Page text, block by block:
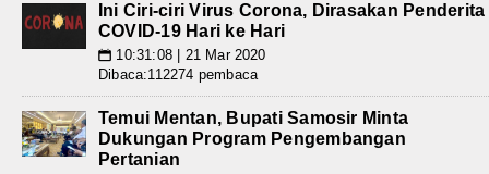
Ini Ciri-ciri Virus Corona, Dirasakan Penderita
COVID-19 Hari ke Hari
📅 10:31:08 | 21 Mar 2020
Dibaca:112274 pembaca
Temui Mentan, Bupati Samosir Minta
Dukungan Program Pengembangan
Pertanian